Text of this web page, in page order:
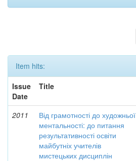
Item hits:
Issue
Date
Title
2011
Від грамотності до художньої
ментальності: до питання
результативності освіти
майбутніх учителів
мистецьких дисциплін